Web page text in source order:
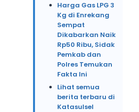
Harga Gas LPG 3
Kg di Enrekang
Sempat
Dikabarkan Naik
Rp50 Ribu, Sidak
Pemkab dan
Polres Temukan
Fakta Ini
Lihat semua
berita terbaru di
Katasulsel